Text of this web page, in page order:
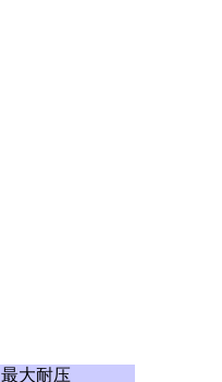
最大耐压